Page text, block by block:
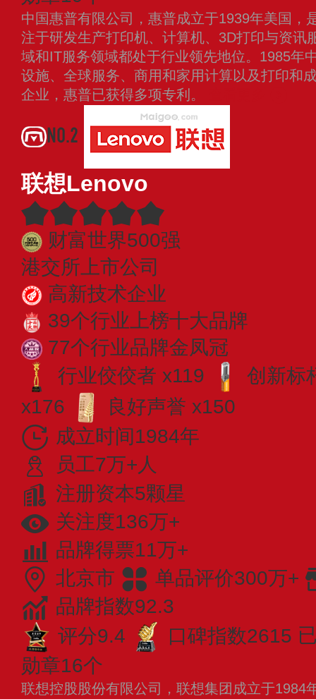
中国惠普有限公司，惠普成立于1939年美国，
注于研发生产打印机、计算机、3D打印与资讯
域和IT服务领域都处于行业领先地位。1985年
设施、全球服务、商用和家用计算以及打印和
企业，惠普已获得多项专利。
NO.2
联想Lenovo
财富世界500强
港交所上市公司
高新技术企业
39个行业上榜十大品牌
77个行业品牌金凤冠
行业佼佼者 x119
创新标
x176
良好声誉 x150
成立时间1984年
员工7万+人
注册资本5颗星
关注度136万+
品牌得票11万+
北京市
单品评价300万+
品牌指数92.3
评分9.4
口碑指数2615
勋章16个
联想控股股份有限公司，联想集团成立于1984